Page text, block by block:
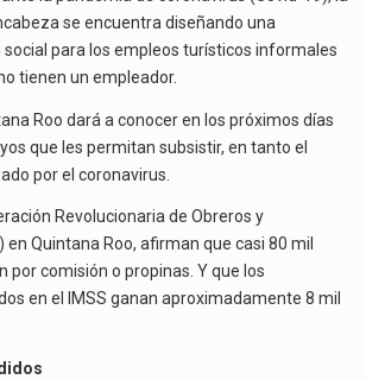
se encuentra diseñando una
para los empleos turísticos informales
tienen un empleador.
Roo dará a conocer en los próximos días
que les permitan subsistir, en tanto el
por el coronavirus.
Revolucionaria de Obreros y
en Quintana Roo, afirman que casi 80 mil
por comisión o propinas. Y que los
en el IMSS ganan aproximadamente 8 mil